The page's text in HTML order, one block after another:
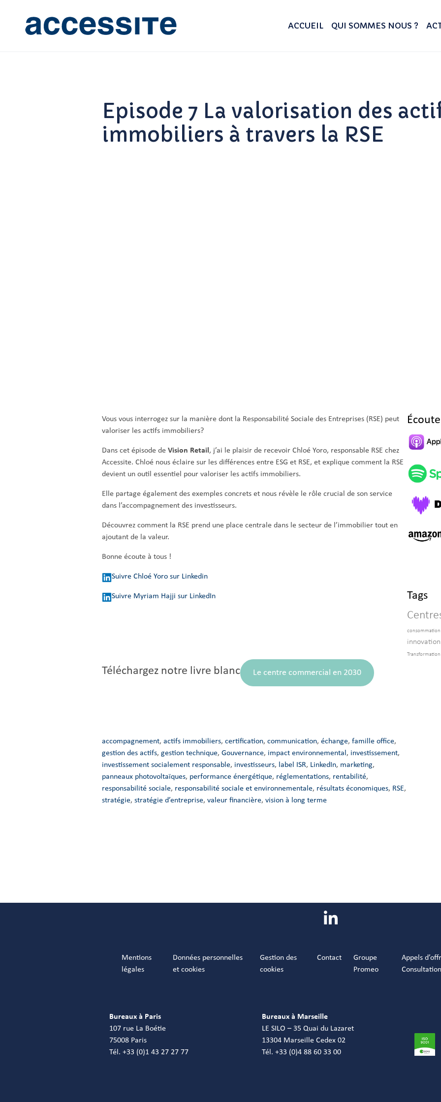
ACCUEIL QUI SOMMES NOUS ?
Episode 7 La valorisation des
immobiliers à travers la RSE
Vous vous interrogez sur la manière dont la Responsabilité Sociale des Entreprises (RSE) peut
valoriser les actifs immobiliers?
Dans cet épisode de Vision Retail , j’ai le plaisir de recevoir Chloé Yoro, responsable RSE chez
Accessite. Chloé nous éclaire sur les différences entre ESG et RSE, et explique comment la RSE
devient un outil essentiel pour valoriser les actifs immobiliers.
Elle partage également des exemples concrets et nous révèle le rôle crucial de son service
dans l’accompagnement des investisseurs.
Découvrez comment la RSE prend une place centrale dans le secteur de l’immobilier tout en
ajoutant de la valeur.
Bonne écoute à tous !
Suivre Chloé Yoro sur Linkedin
Suivre Myriam Hajji sur LinkedIn
Téléchargez notre livre blanc Le centre commercial en 2030
accompagnement, actifs immobiliers, certification, communication, échange, famille office
gestion des actifs, gestion technique, Gouvernance, impact environnemental , investissement
investissement socialement responsable, investisseurs, label ISR, LinkedIn, marketing
panneaux photovoltaïques, performance énergétique, réglementations, rentabilité
responsabilité sociale, responsabilité sociale et environnementale, résultats économiques, RSE
stratégie, stratégie d’entreprise, valeur financière, vision à long terme
Tags
consommation
innovation
Transformation
Mentions
légales
Données personnelles
et cookies
Gestion des
cookies
Contact
Groupe
Promeo
Appels
Bureaux à Paris
107 rue La Boétie
75008 Paris
Tél. +33 (0)1 43 27 27 77
Bureaux à Marseille
LE SILO – 35 Quai du Lazaret
13304 Marseille Cedex 02
Tél. +33 (0)4 88 60 33 00